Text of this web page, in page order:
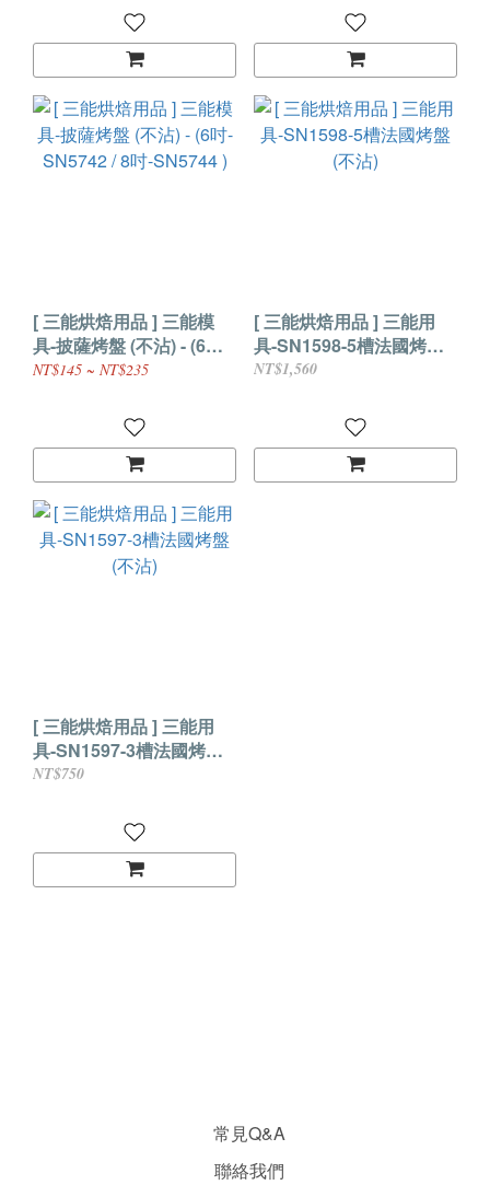
[ 三能烘焙用品 ] 三能模
具-披薩烤盤 (不沾) - (6吋-
SN5742 / 8吋-SN5744 )
NT$145 ~ NT$235
[ 三能烘焙用品 ] 三能用
具-SN1598-5槽法國烤盤
(不沾)
NT$1,560
[ 三能烘焙用品 ] 三能用
具-SN1597-3槽法國烤盤
(不沾)
NT$750
常見Q&A
聯絡我們